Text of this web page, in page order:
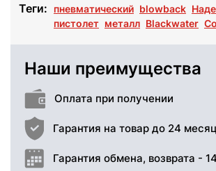
Теги: пневматический blowback
пистолет металл Blackwater
Наши преимущества
Оплата при получении
Гарантия на товар до 24
Гарантия обмена, возврата -